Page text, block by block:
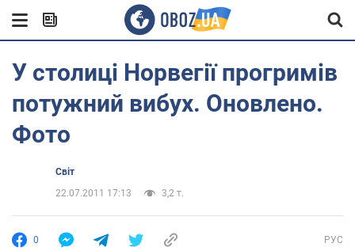
У столиці Норвегії прогримів
потужний вибух. Оновлено.
Фото
Світ
22.07.2011 17:13
3,2 т.
0 РУС